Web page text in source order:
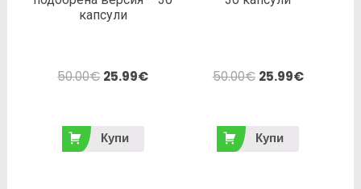
капсули
50.00€ 25.99€
Купи
50.00€ 25.99€
Купи